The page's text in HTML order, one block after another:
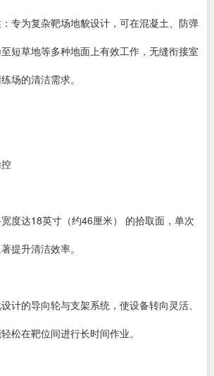
专为复杂靶场地貌设计，可在混凝土、防弹
短草地等多种地面上有效工作，无缝衔接室
场的清洁需求。
度达18英寸（约46厘米） 的拾取面，单次
提升清洁效率。
计的导向轮与支架系统，使设备转向灵活、
松在靶位间进行长时间作业。